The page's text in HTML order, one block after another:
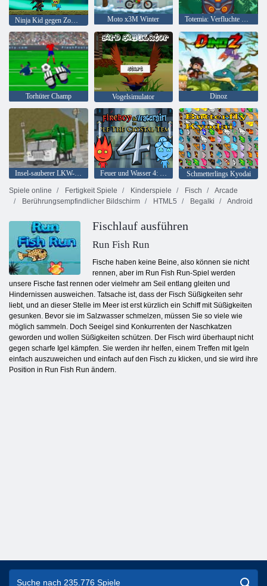
Moto x3M Winter Totemia: Verfluchte Murmeln
Torhüter Champ Vogelsimulator Dinoz
Insel-sauberer LKW-Abfall Sim Feuer und Wasser 4: Kristalltempel
Schmetterlings Kyodai
Spiele online
Fertigkeit Spiele Kinderspiele Fisch
Arcade
Berührungsempfindlicher Bildschirm
HTML5 Begalki Android
Fischlauf ausführen
Run Fish Run
Fische haben keine Beine, also können sie nicht
rennen, aber im Run Fish Run-Spiel werden
unsere Fische fast rennen oder vielmehr am Seil entlang gleiten und
Hindernissen ausweichen. Tatsache ist, dass der Fisch Süßigkeiten sehr
liebt, und an dieser Stelle im Meer ist erst kürzlich ein Schiff mit Süßigkeiten
gesunken. Bevor sie im Salzwasser schmelzen, müssen Sie so viele wie
möglich sammeln. Doch Seeigel sind Konkurrenten der Naschkatzen
geworden und wollen Süßigkeiten schützen. Der Fisch wird überhaupt nicht
gegen scharfe Igel kämpfen. Sie werden ihr helfen, einem Treffen mit Igeln
einfach auszuweichen und einfach auf den Fisch zu klicken, und sie wird ihre
Position in Run Fish Run ändern.